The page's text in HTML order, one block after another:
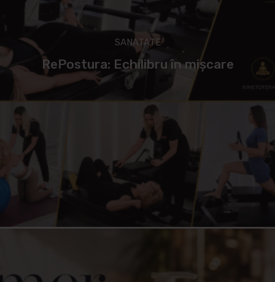
SANATATE
RePostura: Echilibru în mișcare